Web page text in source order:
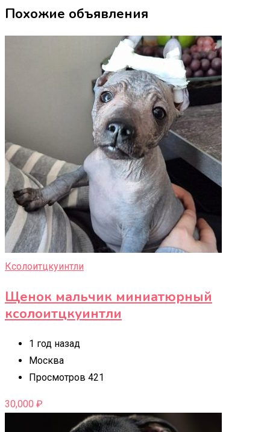
Похожие объявления
Ксолоитцкуинтли
Щенок мальчик миниатюрный
ксолоитцкуинтли
1 год назад
Москва
Просмотров 421
30,000 ₽